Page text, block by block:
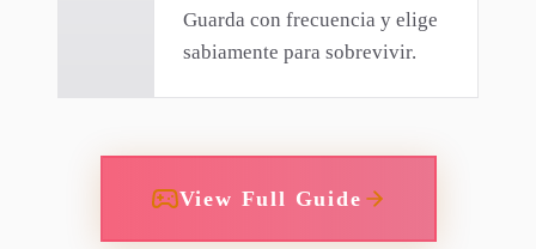
Guarda con frecuencia y elige
sabiamente para sobrevivir.
View Full Guide